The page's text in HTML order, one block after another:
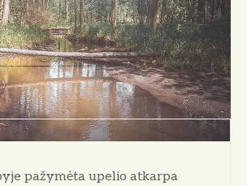
pažymėta upelio atkarpa